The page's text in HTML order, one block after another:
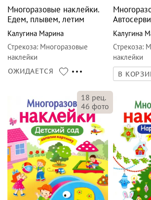
Многоразовые наклейки.
Едем, плывем, летим
Калугина Марина
Стрекоза: Многоразовые
наклейки
ОЖИДАЕТСЯ
Калугина
Стрекоза:
наклейки
В
18 рец.
46 фото